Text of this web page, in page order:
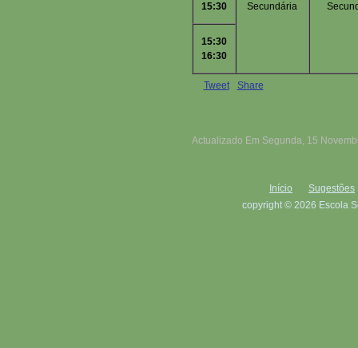
Secundária
15:30
15:30
16:30
Tweet Share
Actualizado Em Segunda, 15
Início
Sugestões
copyright © 2026 Escola